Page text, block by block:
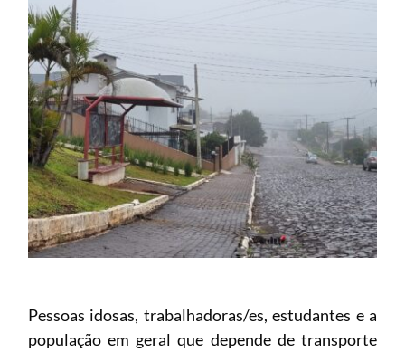
Pessoas idosas, trabalhadoras/es, estudantes e a
população em geral que depende de transporte